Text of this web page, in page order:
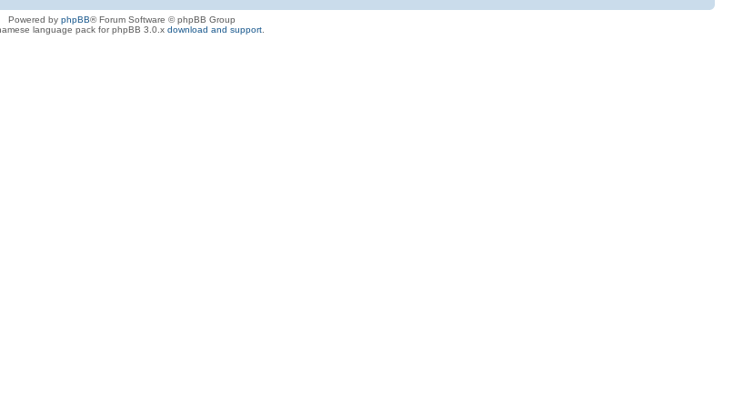
Powered by phpBB® Forum Software © phpBB Group
language pack for phpBB 3.0.x download and support.